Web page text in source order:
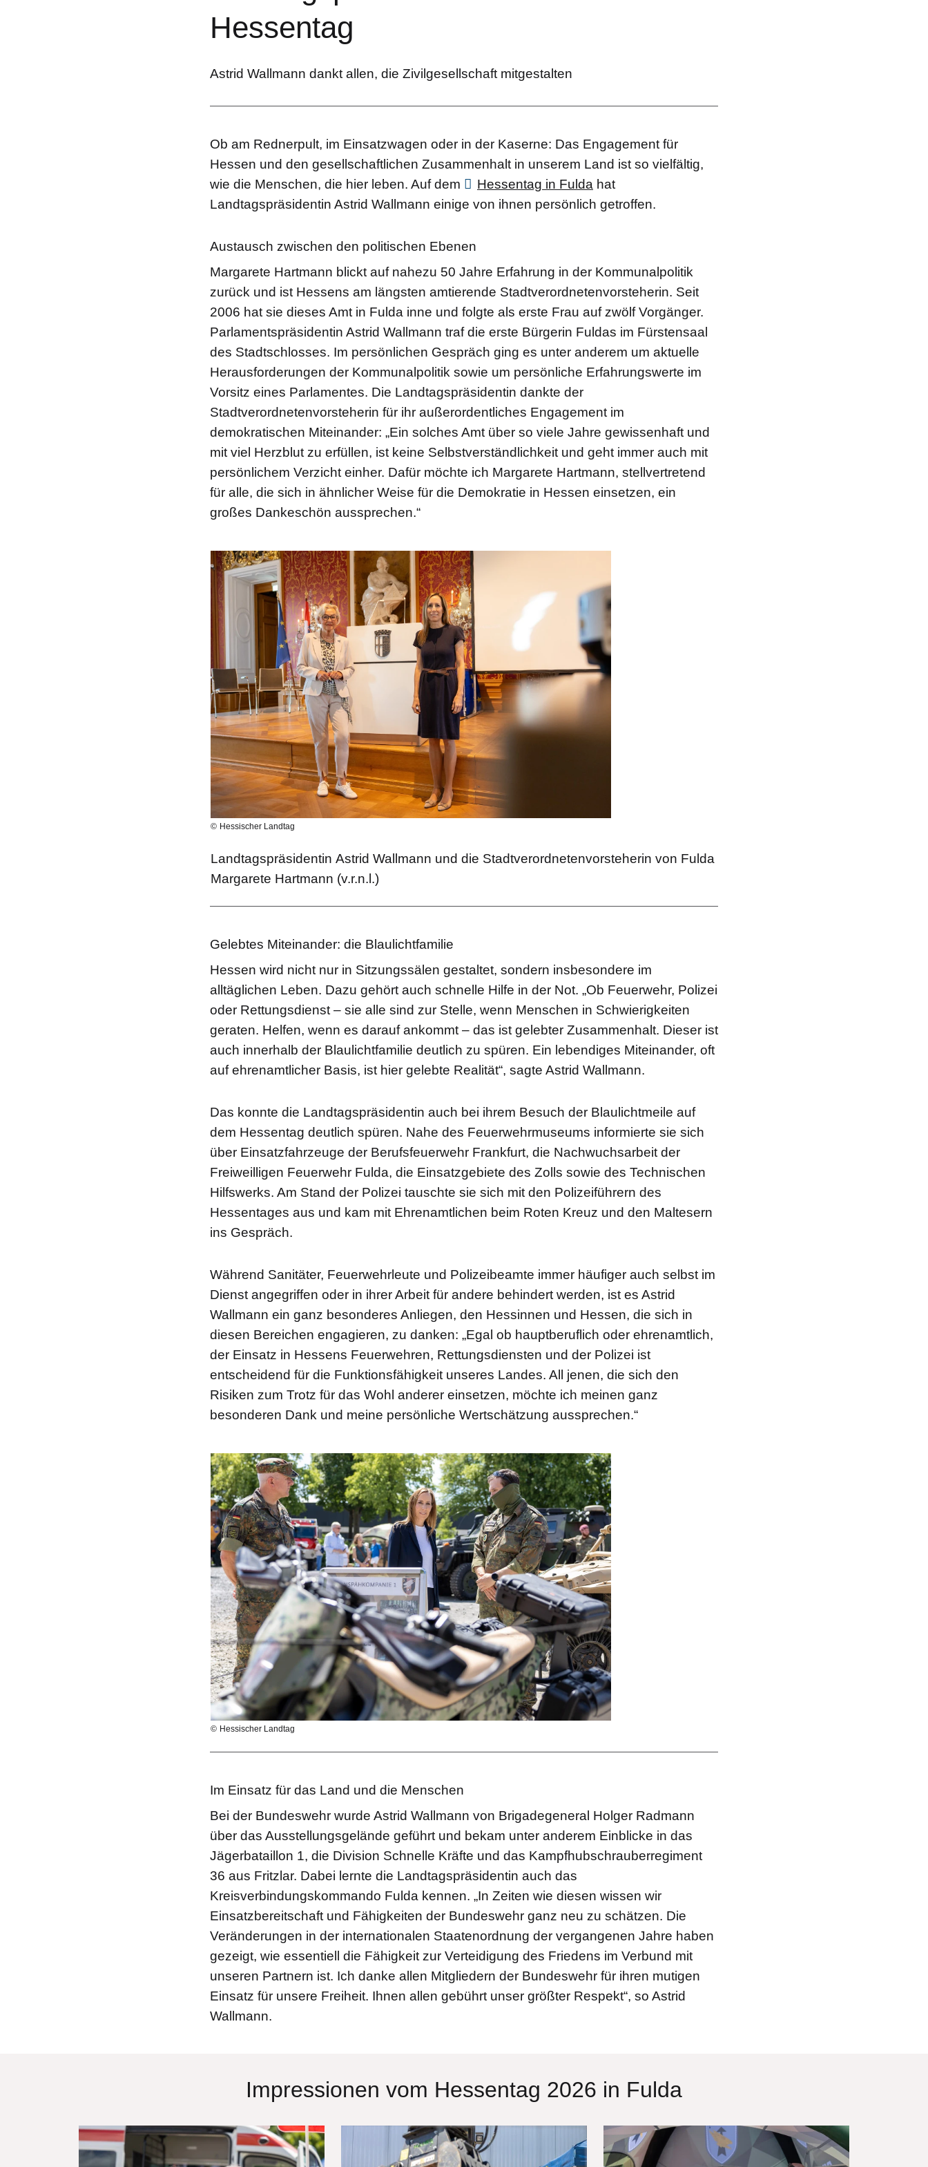
Hessentag
Astrid Wallmann dankt allen, die Zivilgesellschaft mitgestalten
Ob am Rednerpult, im Einsatzwagen oder in der Kaserne: Das Engagement für
Hessen und den gesellschaftlichen Zusammenhalt in unserem Land ist so vielfältig,
wie die Menschen, die hier leben. Auf dem
Hessentag in Fulda hat
Landtagspräsidentin Astrid Wallmann einige von ihnen persönlich getroffen.
Austausch zwischen den politischen Ebenen
Margarete Hartmann blickt auf nahezu 50 Jahre Erfahrung in der Kommunalpolitik
zurück und ist Hessens am längsten amtierende Stadtverordnetenvorsteherin. Seit
2006 hat sie dieses Amt in Fulda inne und folgte als erste Frau auf zwölf Vorgänger.
Parlamentspräsidentin Astrid Wallmann traf die erste Bürgerin Fuldas im Fürstensaal
des Stadtschlosses. Im persönlichen Gespräch ging es unter anderem um aktuelle
Herausforderungen der Kommunalpolitik sowie um persönliche Erfahrungswerte im
Vorsitz eines Parlamentes. Die Landtagspräsidentin dankte der
Stadtverordnetenvorsteherin für ihr außerordentliches Engagement im
demokratischen Miteinander: „Ein solches Amt über so viele Jahre gewissenhaft und
mit viel Herzblut zu erfüllen, ist keine Selbstverständlichkeit und geht immer auch mit
persönlichem Verzicht einher. Dafür möchte ich Margarete Hartmann, stellvertretend
für alle, die sich in ähnlicher Weise für die Demokratie in Hessen einsetzen, ein
großes Dankeschön aussprechen.“
Bilddatei
Hessischer Landtag
Landtagspräsidentin Astrid Wallmann und die Stadtverordnetenvorsteherin von Fulda
Margarete Hartmann (v.r.n.l.)
Gelebtes Miteinander: die Blaulichtfamilie
Hessen wird nicht nur in Sitzungssälen gestaltet, sondern insbesondere im
alltäglichen Leben. Dazu gehört auch schnelle Hilfe in der Not. „Ob Feuerwehr, Polizei
oder Rettungsdienst – sie alle sind zur Stelle, wenn Menschen in Schwierigkeiten
geraten. Helfen, wenn es darauf ankommt – das ist gelebter Zusammenhalt. Dieser ist
auch innerhalb der Blaulichtfamilie deutlich zu spüren. Ein lebendiges Miteinander, oft
auf ehrenamtlicher Basis, ist hier gelebte Realität“, sagte Astrid Wallmann.
Das konnte die Landtagspräsidentin auch bei ihrem Besuch der Blaulichtmeile auf
dem Hessentag deutlich spüren. Nahe des Feuerwehrmuseums informierte sie sich
über Einsatzfahrzeuge der Berufsfeuerwehr Frankfurt, die Nachwuchsarbeit der
Freiweilligen Feuerwehr Fulda, die Einsatzgebiete des Zolls sowie des Technischen
Hilfswerks. Am Stand der Polizei tauschte sie sich mit den Polizeiführern des
Hessentages aus und kam mit Ehrenamtlichen beim Roten Kreuz und den Maltesern
ins Gespräch.
Während Sanitäter, Feuerwehrleute und Polizeibeamte immer häufiger auch selbst im
Dienst angegriffen oder in ihrer Arbeit für andere behindert werden, ist es Astrid
Wallmann ein ganz besonderes Anliegen, den Hessinnen und Hessen, die sich in
diesen Bereichen engagieren, zu danken: „Egal ob hauptberuflich oder ehrenamtlich,
der Einsatz in Hessens Feuerwehren, Rettungsdiensten und der Polizei ist
entscheidend für die Funktionsfähigkeit unseres Landes. All jenen, die sich den
Risiken zum Trotz für das Wohl anderer einsetzen, möchte ich meinen ganz
besonderen Dank und meine persönliche Wertschätzung aussprechen.“
Bilddatei
Hessischer Landtag
Im Einsatz für das Land und die Menschen
Bei der Bundeswehr wurde Astrid Wallmann von Brigadegeneral Holger Radmann
über das Ausstellungsgelände geführt und bekam unter anderem Einblicke in das
Jägerbataillon 1, die Division Schnelle Kräfte und das Kampfhubschrauberregiment
36 aus Fritzlar. Dabei lernte die Landtagspräsidentin auch das
Kreisverbindungskommando Fulda kennen. „In Zeiten wie diesen wissen wir
Einsatzbereitschaft und Fähigkeiten der Bundeswehr ganz neu zu schätzen. Die
Veränderungen in der internationalen Staatenordnung der vergangenen Jahre haben
gezeigt, wie essentiell die Fähigkeit zur Verteidigung des Friedens im Verbund mit
unseren Partnern ist. Ich danke allen Mitgliedern der Bundeswehr für ihren mutigen
Einsatz für unsere Freiheit. Ihnen allen gebührt unser größter Respekt“, so Astrid
Wallmann.
Impressionen vom Hessentag 2026 in Fulda
Bilddatei Bilddatei